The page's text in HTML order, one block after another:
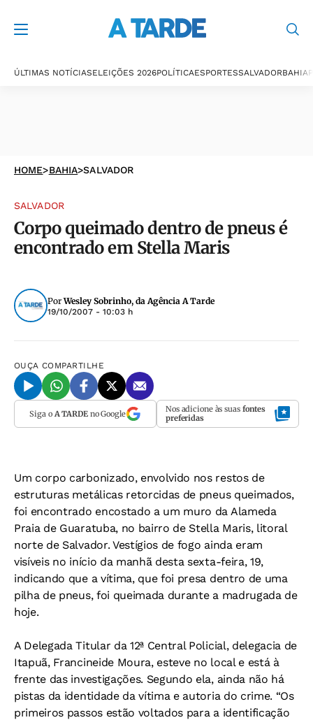
ÚLTIMAS NOTÍCIASELEIÇÕES 2026POLÍTICAESPORTESSALVADORBAHIA
HOME>BAHIA>SALVADOR
SALVADOR
Corpo queimado dentro de pneus é
encontrado em Stella Maris
PorWesley Sobrinho, da Agência A Tarde
19/10/2007 - 10:03 h
OUÇA COMPARTILHE
Siga o A TARDEno Google Nos adicione às suas fontes
preferidas
Um corpo carbonizado, envolvido nos restos de
estruturas metálicas retorcidas de pneus queimados,
foi encontrado encostado a um muro da Alameda
Praia de Guaratuba, no bairro de Stella Maris, litoral
norte de Salvador. Vestígios de fogo ainda eram
visíveis no início da manhã desta sexta-feira, 19,
indicando que a vítima, que foi presa dentro de uma
pilha de pneus, foi queimada durante a madrugada de
hoje.
A Delegada Titular da 12ª Central Policial, delegacia de
Itapuã, Francineide Moura, esteve no local e está à
frente das investigações. Segundo ela, ainda não há
pistas da identidade da vítima e autoria do crime. “Os
primeiros passos estão voltados para a identificação